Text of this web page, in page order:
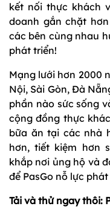
kết nối thực khách
doanh gắn chặt
các bên cùng nhau
phát triển!
Mạng lưới hơn 2000
Nội, Sài Gòn, Đà
phần nào sức sống
cộng đồng thực
bữa ăn tại các nhà
hơn, tiết kiệm hơn
khắp nơi ủng hộ và
để PasGo nỗ lực
Tải và thử ngay thôi: